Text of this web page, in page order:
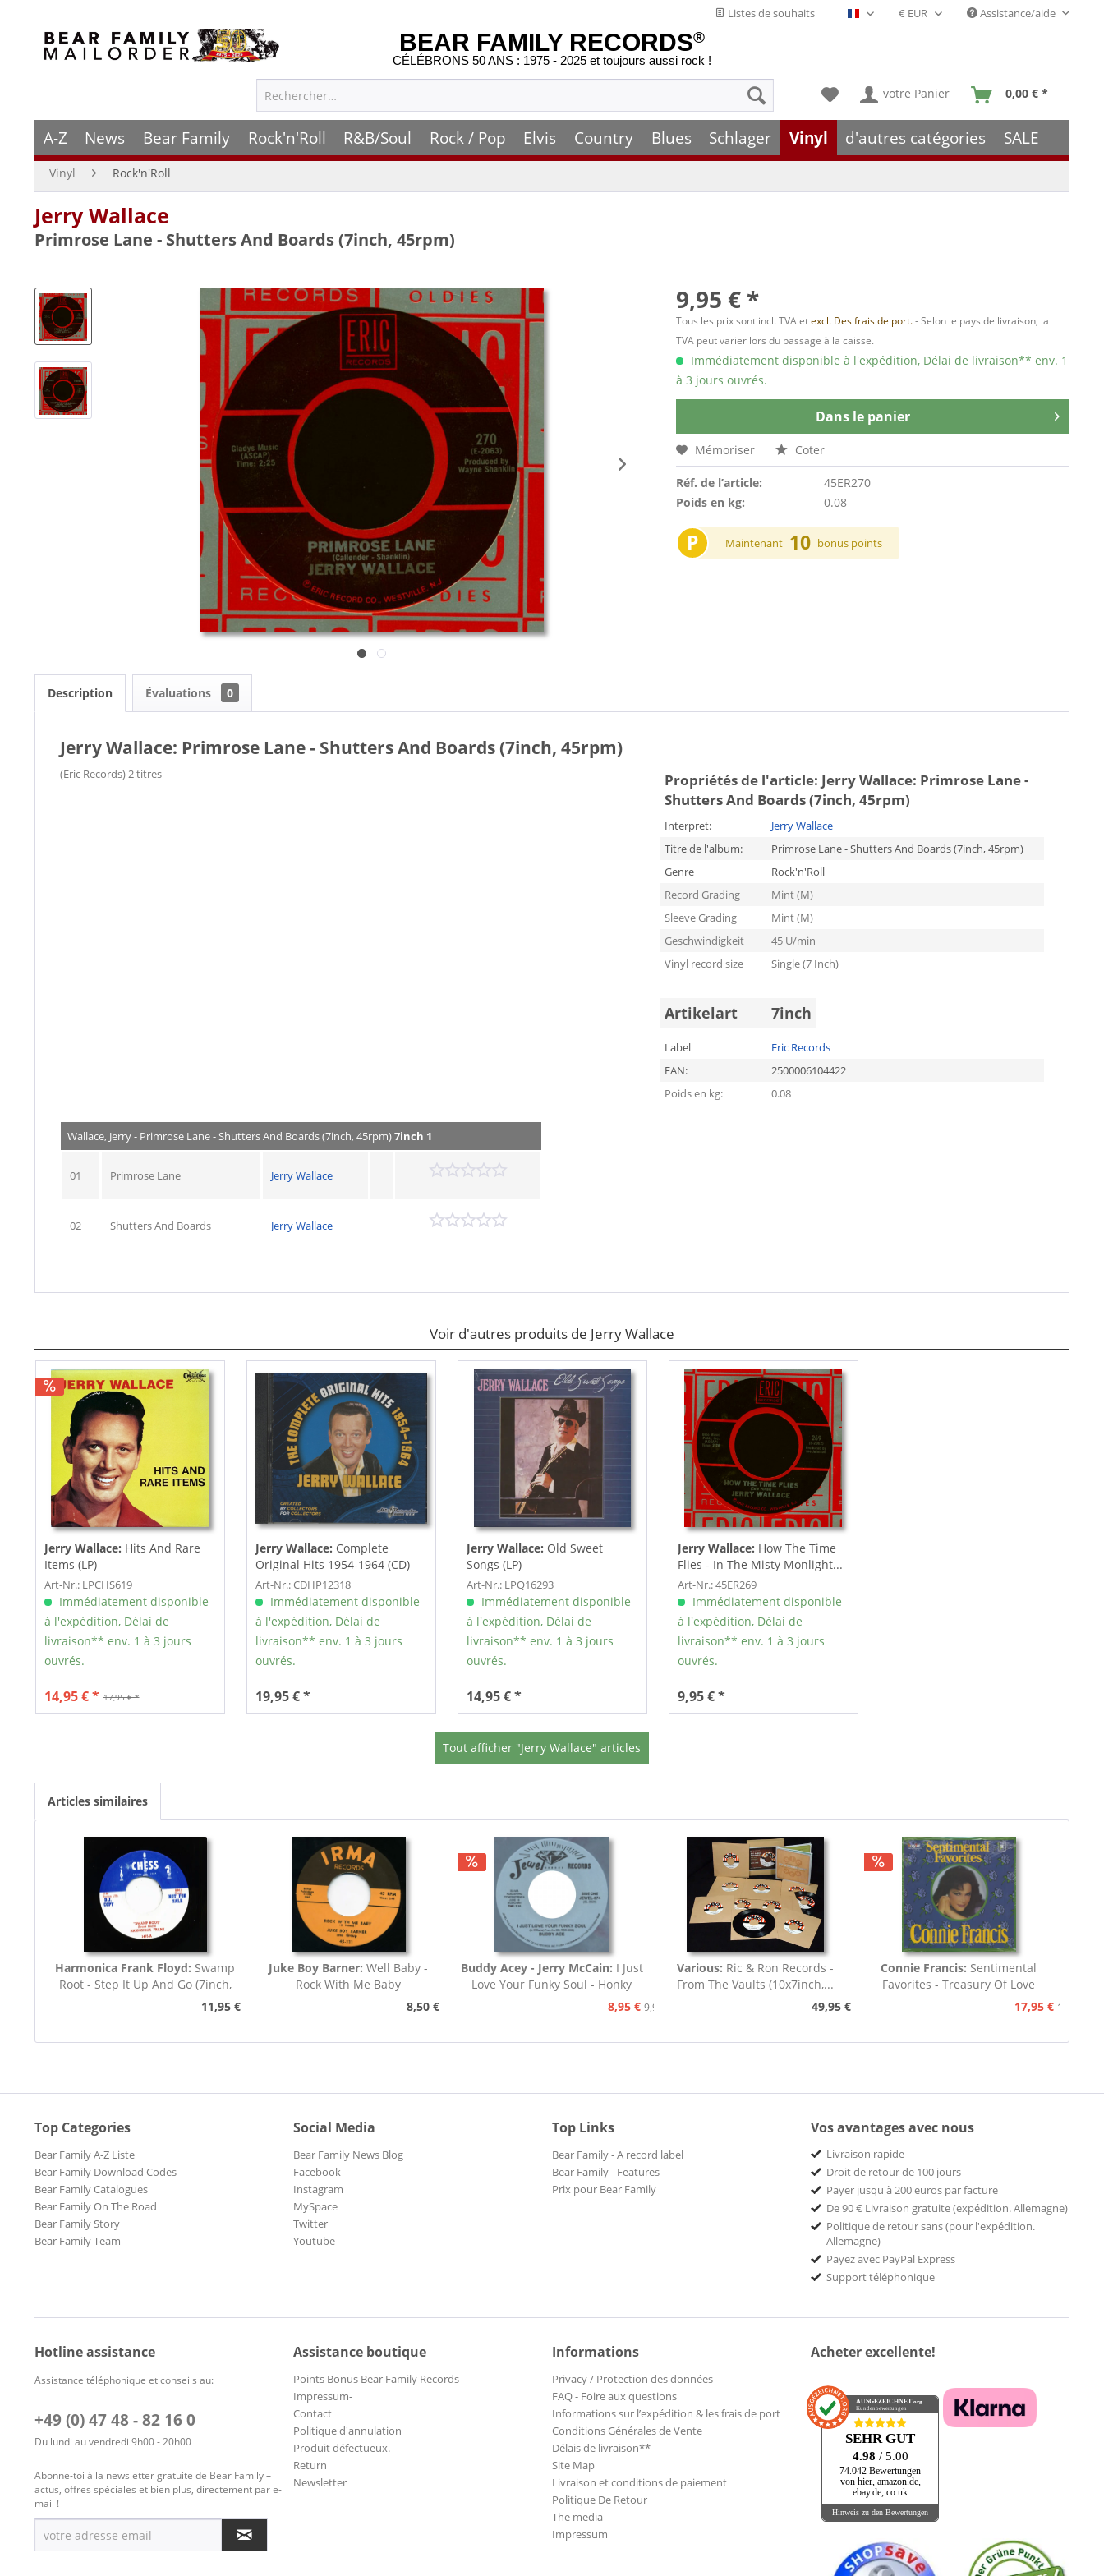
Listes de souhaits Français- FR Assistance/aide
BEAR FAMILY RECORDS®
CÉLÉBRONS 50 ANS : 1975 - 2025 et toujours aussi rock !
votre Panier 0,00 € *
A-Z News Bear Family Rock'n'Roll R&B/Soul Rock / Pop Elvis Country Blues Schlager Vinyl d'autres catégories SALE
Vinyl Rock'n'Roll
Jerry Wallace
Primrose Lane - Shutters And Boards (7inch, 45rpm)
9,95 € *
Tous les prix sont incl. TVA etexcl. Des frais de port.- Selon le pays de livraison, la
TVA peut varier lors du passage à la caisse.
Immédiatement disponible à l'expédition, Délai de livraison** env. 1
à 3 jours ouvrés.
Dans le panier
Mémoriser Coter
Réf. de l’article:
45ER270
Poids en kg:
0.08
P Maintenant 10 bonus points
Description Évaluations 0
Jerry Wallace: Primrose Lane - Shutters And Boards (7inch, 45rpm)
(Eric Records) 2 titres Propriétés de l'article: Jerry Wallace: Primrose Lane -
Shutters And Boards (7inch, 45rpm)
Interpret:
Jerry Wallace
Titre de l'album:
Primrose Lane - Shutters And Boards (7inch, 45rpm)
Genre
Rock'n'Roll
Record Grading
Mint (M)
Sleeve Grading
Mint (M)
Geschwindigkeit
45 U/min
Vinyl record size
Single (7 Inch)
Artikelart 7inch
Label
Eric Records
EAN:
2500006104422
Poids en kg:
0.08
Wallace, Jerry - Primrose Lane - Shutters And Boards (7inch, 45rpm)7inch 1
01 Primrose Lane Jerry Wallace
02 Shutters And Boards Jerry Wallace
Voir d'autres produits de Jerry Wallace
Jerry Wallace: Hits And Rare
Items (LP)
Art-Nr.: LPCHS619
Immédiatement disponible
à l'expédition, Délai de
livraison** env. 1 à 3 jours
ouvrés.
17,95 € *
14,95 € *
Jerry Wallace: Complete
Original Hits 1954-1964 (CD)
Art-Nr.: CDHP12318
Immédiatement disponible
à l'expédition, Délai de
livraison** env. 1 à 3 jours
ouvrés.
19,95 € *
Jerry Wallace: Old Sweet
Songs (LP)
Art-Nr.: LPQ16293
Immédiatement disponible
à l'expédition, Délai de
livraison** env. 1 à 3 jours
ouvrés.
14,95 € *
Jerry Wallace: How The Time
Flies - In The Misty Monlight...
Art-Nr.: 45ER269
Immédiatement disponible
à l'expédition, Délai de
livraison** env. 1 à 3 jours
ouvrés.
9,95 € *
Tout afficher "Jerry Wallace" articles
Articles similaires
Harmonica Frank Floyd: Swamp
Root - Step It Up And Go (7inch,
11,95 €
Juke Boy Barner:Well Baby -
Rock With Me Baby
8,50 €
Buddy Acey - Jerry McCain: I Just
Love Your Funky Soul - Honky
8,95 € 9,95 €
Various: Ric & Ron Records -
From The Vaults (10x7inch,...
49,95 €
Connie Francis: Sentimental
Favorites - Treasury Of Love
17,95 € 19,95 €
Top Categories
Bear Family A-Z Liste
Bear Family Download Codes
Bear Family Catalogues
Bear Family On The Road
Bear Family Story
Bear Family Team
Social Media
Bear Family News Blog
Facebook
Instagram
MySpace
Twitter
Youtube
Top Links
Bear Family - A record label
Bear Family - Features
Prix pour Bear Family
Vos avantages avec nous
Livraison rapide
Droit de retour de 100 jours
Payer jusqu'à 200 euros par facture
De 90 € Livraison gratuite (expédition. Allemagne)
Politique de retour sans (pour l'expédition.
Allemagne)
Payez avec PayPal Express
Support téléphonique
Hotline assistance
Assistance téléphonique et conseils au:
+49 (0) 47 48 - 82 16 0
Du lundi au vendredi 9h00 - 20h00
Abonne-toi à la newsletter gratuite de Bear Family –
actus, offres spéciales et bien plus, directement par e-
mail !
Assistance boutique
Points Bonus Bear Family Records
Impressum-
Contact
Politique d'annulation
Produit défectueux.
Return
Newsletter
Informations
Privacy / Protection des données
FAQ - Foire aux questions
Informations sur l’expédition & les frais de port
Conditions Générales de Vente
Délais de livraison**
Site Map
Livraison et conditions de paiement
Politique De Retour
The media
Impressum
Acheter excellente!
AUSGEZEICHNET .org
Kundenbewertungen
SEHR GUT
4.98 / 5.00
74.042 Bewertungen
von hier, amazon.de,
ebay.de, co.uk
Hinweis zu den Bewertungen